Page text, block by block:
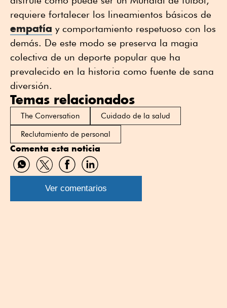
requiere fortalecer los lineamientos básicos de
empatía y comportamiento respetuoso con los
demás. De este modo se preserva la magia
colectiva de un deporte popular que ha
prevalecido en la historia como fuente de sana
diversión.
Temas relacionados
The Conversation
Cuidado de la salud
Reclutamiento de personal
Comenta esta noticia
Compartir
por
WhatsApp
Compartir
por
Twitter
Compartir
por
Facebook
Compartir
por
Linkedin
Ver comentarios